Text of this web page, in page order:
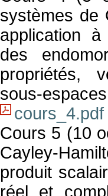
systèmes de
application
des
propriétés,
sous-
cours_4.pdf
Cours 5 (10
Cayley-
produit
réel et